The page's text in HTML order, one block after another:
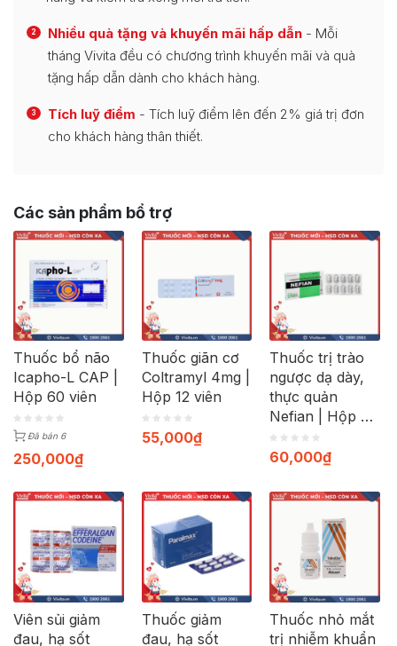
2 Nhiều quà tặng và khuyến mãi hấp dẫn - Mỗi
tháng Vivita đều có chương trình khuyến mãi và quà
tặng hấp dẫn dành cho khách hàng.
3 Tích luỹ điểm - Tích luỹ điểm lên đến 2% giá trị đơn
cho khách hàng thân thiết.
Các sản phẩm bổ trợ
Thuốc bổ não
Icapho-L CAP |
Hộp 60 viên
Đã bán 6
250,000₫
Thuốc giãn cơ
Coltramyl 4mg |
Hộp 12 viên
55,000₫
Thuốc trị trào
ngược dạ dày,
thực quản
Nefian | Hộp 30
viên
60,000₫
Viên sủi giảm
đau, hạ sốt
Thuốc giảm
đau, hạ sốt
Thuốc nhỏ mắt
trị nhiễm khuẩn